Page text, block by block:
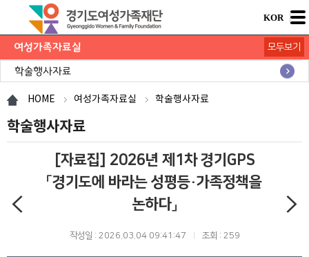
KOR
여성가족자료실
연구보고서
학술행사자료
사업·교육 자료
경기여성가족통계
여성가족도서관 `여울`
모두보기
HOME 여성가족자료실 학술행사자료
학술행사자료
[자료집] 2026년 제1차 경기GPS
「경기도에 바라는 성평등·가족정책을
논하다」
작성일 : 2026.03.04 09:41:47 조회 : 259